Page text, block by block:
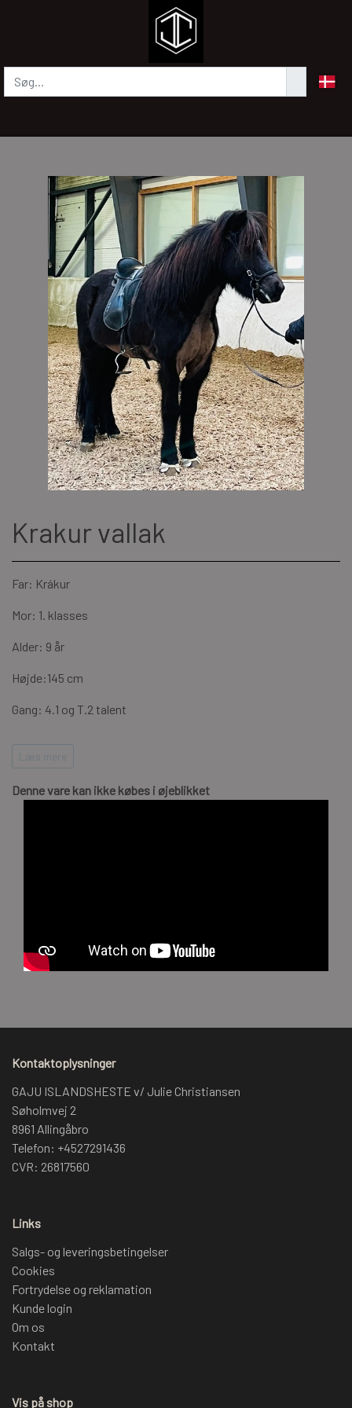
Krakur vallak
Far: Krákur
Mor: 1. klasses
Alder: 9 år
Højde:145 cm
Gang: 4.1 og T.2 talent
Uddannelse: 3
Vilje: Medium
Læs mere
Denne vare kan ikke købes i øjeblikket
Kontaktoplysninger
GAJU ISLANDSHESTE v/ Julie Christiansen
Søholmvej 2
8961 Allingåbro
Telefon: +4527291436
CVR: 26817560
Links
Salgs- og leveringsbetingelser
Cookies
Fortrydelse og reklamation
Kunde login
Om os
Kontakt
Vis på shop